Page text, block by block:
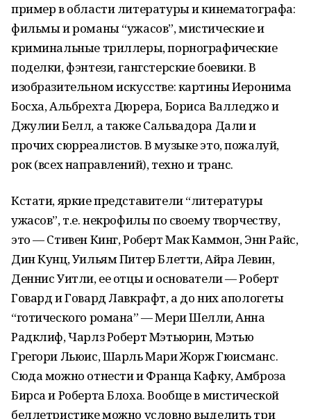
пример в области литературы и кинематографа:
фильмы и романы “ужасов”, мистические и
криминальные триллеры, порнографические
поделки, фэнтези, гангстерские боевики. В
изобразительном искусстве: картины Иеронима
Босха, Альбрехта Дюрера, Бориса Валледжо и
Джулии Белл, а также Сальвадора Дали и
прочих сюрреалистов. В музыке это, пожалуй,
рок (всех направлений), техно и транс.
Кстати, яркие представители “литературы
ужасов”, т.е. некрофилы по своему творчеству,
это — Стивен Кинг, Роберт Мак Каммон, Энн Райс,
Дин Кунц, Уильям Питер Блетти, Айра Левин,
Деннис Уитли, ее отцы и основатели — Роберт
Говард и Говард Лавкрафт, а до них апологеты
“готического романа” — Мери Шелли, Анна
Радклиф, Чарлз Роберт Мэтьюрин, Мэтью
Грегори Льюис, Шарль Мари Жорж Гюисманс.
Сюда можно отнести и Франца Кафку, Амброза
Бирса и Роберта Блоха. Вообще в мистической
беллетристике можно условно выделить три